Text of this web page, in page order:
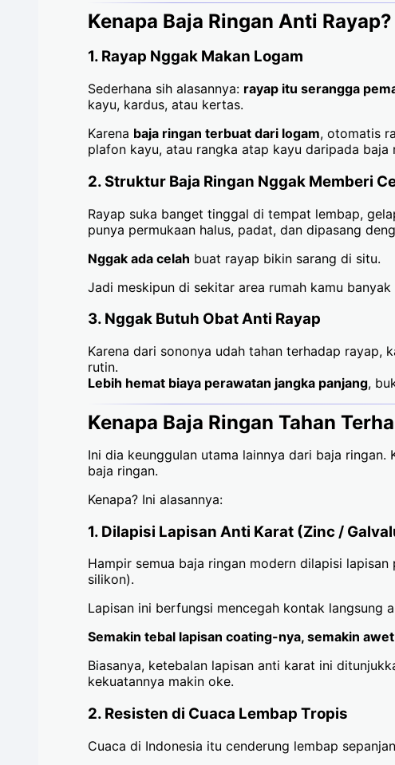
Kenapa Baja Ringan Anti Rayap?
1. Rayap Nggak Makan Logam
Sederhana sih alasannya: rayap itu serangga
kayu, kardus, atau kertas.
Karena baja ringan terbuat dari logam, otomatis
plafon kayu, atau rangka atap kayu daripada baja
2.Struktur Baja Ringan Nggak Memberi
Rayap suka banget tinggal di tempat lembap,
punya permukaan halus, padat, dan dipasang
Nggak ada celah buat rayap bikin sarang di situ.
Jadi meskipun di sekitar area rumah kamu
3. Nggak Butuh Obat Anti Rayap
Karena dari sononya udah tahan terhadap
rutin.
Lebih hemat biaya perawatan jangka panjang,
Kenapa Baja Ringan Tahan
Ini dia keunggulan utama lainnya dari baja
baja ringan.
Kenapa? Ini alasannya:
1. Dilapisi Lapisan Anti Karat (Zinc /
Hampir semua baja ringan modern dilapisi
silikon).
Lapisan ini berfungsi mencegah kontak langsung
Semakin tebal lapisan coating-nya, semakin
Biasanya, ketebalan lapisan anti karat ini
kekuatannya makin oke.
2. Resisten di Cuaca Lembap Tropis
Cuaca di Indonesia itu cenderung lembap